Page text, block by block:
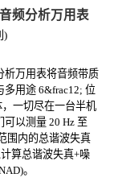
频分析万用表
)
析万用表将音频带质
多用途 6&frac12; 位
一切尽在一台半机
以测量 20 Hz 至
围内的总谐波失真
算总谐波失真+噪
。